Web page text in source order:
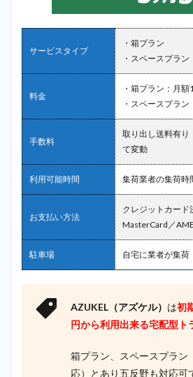
サービスタイプ
・箱プラン
・スペースプラン
料金
・箱プラン：月額
・スペースプラ
手数料
取り出し送料有り
て変動
利用可能時間 集荷業者の集荷時
お支払い方法
クレジットカード
MasterCard／
駐車場 自宅に業者が集荷
AZUKEL（アズケル） は初
円から利用出来る宅配型ト
箱プラン、スペースプラン
応）とあり五反野も対応可